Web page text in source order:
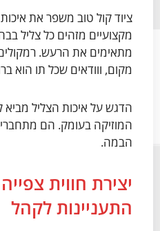
ציוד קול טוב משפר את איכות
מקצועיים מזהים כל צליל
מתאימים את הרעש.
מקום, ווודאים שכל תו הוא
הדגש על איכות הצליל
המוזיקה בעומק. הם
הבמה.
יצירת חווית
התעניינות לקהל